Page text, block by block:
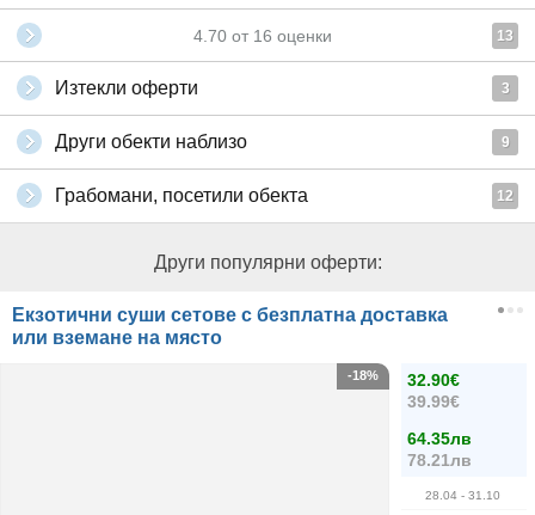
4.70 от 16 оценки 13
Изтекли оферти 3
Други обекти наблизо 9
Грабомани, посетили обекта 12
Други популярни оферти:
Екзотични суши сетове с безплатна доставка
или вземане на място
32.90€
39.99€
64.35лв
78.21лв
28.04 - 31.10
-18%